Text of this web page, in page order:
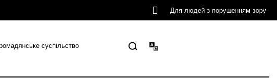
Для людей з порушенням зору
суспільство